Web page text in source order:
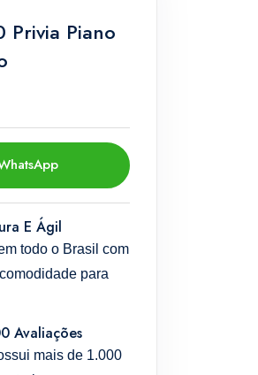
Privia Piano
E Ágil
todo o Brasil com
para
Avaliações
mais de 1.000